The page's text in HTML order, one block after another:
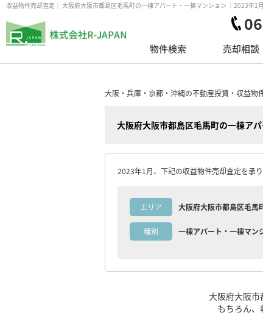
収益物件売却査定｜ 大阪府大阪市都島区毛馬町の一棟アパート・一棟マンション ｜2023年1
物件検索 売却相談
大阪・兵庫・京都・沖縄の不動産投資・収益物
大阪府大阪市都島区毛馬町の一棟ア
2023年1月、下記の収益物件売却査定を承り
エリア 大阪府大阪市都島区毛馬
種別 一棟アパート・一棟マン
大阪府大阪
もちろん、